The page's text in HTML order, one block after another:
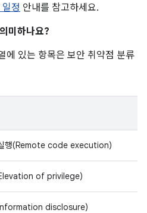
정 안내를 참고하세요.
미하나요?
에 있는 항목은 보안 취약점 분류
행(Remote code execution)
of privilege)
disclosure)